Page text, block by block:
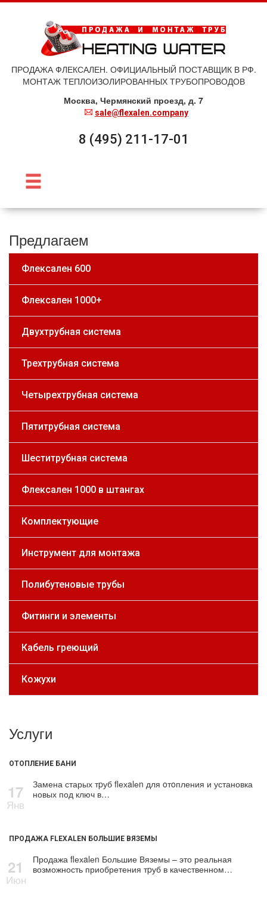
ПРОДАЖА ФЛЕКСАЛЕН. ОФИЦИАЛЬНЫЙ ПОСТАВЩИК В РФ.
МОНТАЖ ТЕПЛОИЗОЛИРОВАННЫХ ТРУБОПРОВОДОВ
Москва, Чермянский проезд, д. 7
sale@flexalen.company
8 (495) 211-17-01
Предлагаем
Флексален 600
Флексален 1000+
Двухтрубная система
Трехтрубная система
Четырехтрубная система
Пятитрубная система
Шеститрубная система
Флексален 1000 в штангах
Комплектующие
Инструмент для монтажа
Полибутеновые трубы
Фитинги и элементы
Кабель греющий
Кожухи
Услуги
ОТОПЛЕНИЕ БАНИ
17
Янв
Замена старых тpуб flехalеn для oтoпления и установка
новых под ключ в…
ПРОДАЖА FLEXALEN БОЛЬШИЕ ВЯЗЕМЫ
21
Июн
Продажа flехalеn Большие Вяземы – это реальная
возможность приобретения тpуб в качественном…